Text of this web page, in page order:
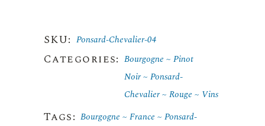
SKU: Ponsard-Chevalier-04
Categories: Bourgogne
Pinot
Noir
Ponsard-
Chevalier
Rouge Vins
Tags: Bourgogne France
Ponsard-